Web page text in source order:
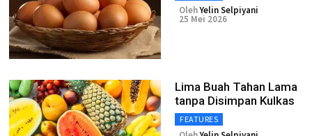
OlehYelin Selpiyani
25 Mei 2026
Lima Buah Tahan Lama
tanpa Disimpan Kulkas
FEATURES